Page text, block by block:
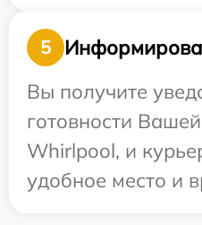
5
Вы получите
готовности
Whirlpool, и
удобное место и